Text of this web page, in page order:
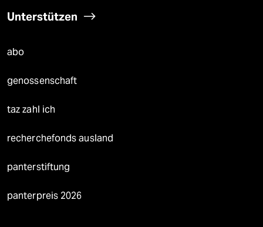
Unterstützen
abo
genossenschaft
taz zahl ich
recherchefonds ausland
panterstiftung
panterpreis 2026